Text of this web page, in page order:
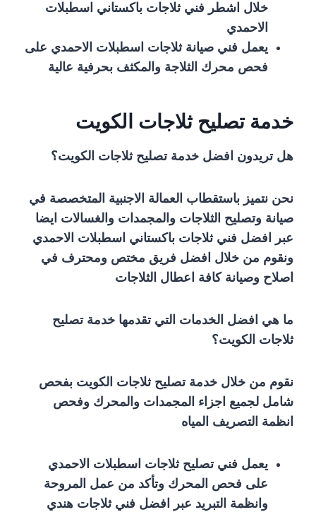
خلال اشطر فني ثلاجات باكستاني اسطبلات
الاحمدي
يعمل فني صيانة ثلاجات اسطبلات الاحمدي على
فحص محرك الثلاجة والمكثف بحرفية عالية
خدمة تصليح ثلاجات الكويت
هل تريدون افضل خدمة تصليح ثلاجات الكويت؟
نحن نتميز باستقطاب العمالة الاجنبية المتخصصة في
صيانة وتصليح الثلاجات والمجمدات والغسالات ايضا
عبر افضل فني ثلاجات باكستاني اسطبلات الاحمدي
ونقوم من خلال افضل فريق مختص ومحترف في
اصلاح وصيانة كافة اعطال الثلاجات
ما هي افضل الخدمات التي تقدمها خدمة تصليح
ثلاجات الكويت؟
نقوم من خلال خدمة تصليح ثلاجات الكويت بفحص
شامل لجميع اجزاء المجمدات والمحرك وفحص
انظمة التصريف المياه
يعمل فني تصليح ثلاجات اسطبلات الاحمدي
على فحص المحرك وتأكد من عمل المروحة
وانظمة التبريد عبر افضل فني ثلاجات هندي